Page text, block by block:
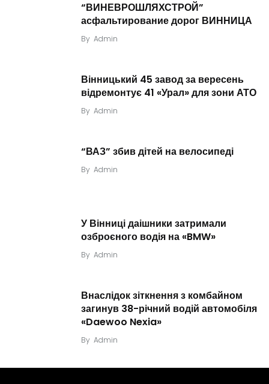
“ВИНЕВРОШЛЯХСТРОЙ”
асфальтирование дорог ВИННИЦА
By Admin
Вінницький 45 завод за вересень
відремонтує 41 «Урал» для зони АТО
By Admin
“ВАЗ” збив дітей на велосипеді
By Admin
У Вінниці даішники затримали
озброєного водія на «BMW»
By Admin
Внаслідок зіткнення з комбайном
загинув 38-річний водій автомобіля
«Daewoo Nexia»
By Admin